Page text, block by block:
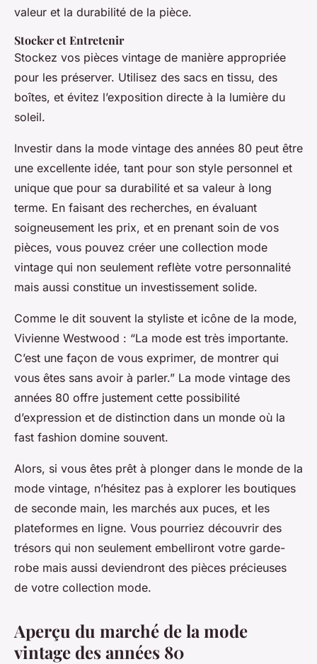
valeur et la durabilité de la pièce.
Stocker et Entretenir
Stockez vos pièces vintage de manière appropriée
pour les préserver. Utilisez des sacs en tissu, des
boîtes, et évitez l’exposition directe à la lumière du
soleil.
Investir dans la mode vintage des années 80 peut être
une excellente idée, tant pour son style personnel et
unique que pour sa durabilité et sa valeur à long
terme. En faisant des recherches, en évaluant
soigneusement les prix, et en prenant soin de vos
pièces, vous pouvez créer une collection mode
vintage qui non seulement reflète votre personnalité
mais aussi constitue un investissement solide.
Comme le dit souvent la styliste et icône de la mode,
Vivienne Westwood : “La mode est très importante.
C’est une façon de vous exprimer, de montrer qui
vous êtes sans avoir à parler.” La mode vintage des
années 80 offre justement cette possibilité
d’expression et de distinction dans un monde où la
fast fashion domine souvent.
Alors, si vous êtes prêt à plonger dans le monde de la
mode vintage, n’hésitez pas à explorer les boutiques
de seconde main, les marchés aux puces, et les
plateformes en ligne. Vous pourriez découvrir des
trésors qui non seulement embelliront votre garde-
robe mais aussi deviendront des pièces précieuses
de votre collection mode.
Aperçu du marché de la mode
vintage des années 80